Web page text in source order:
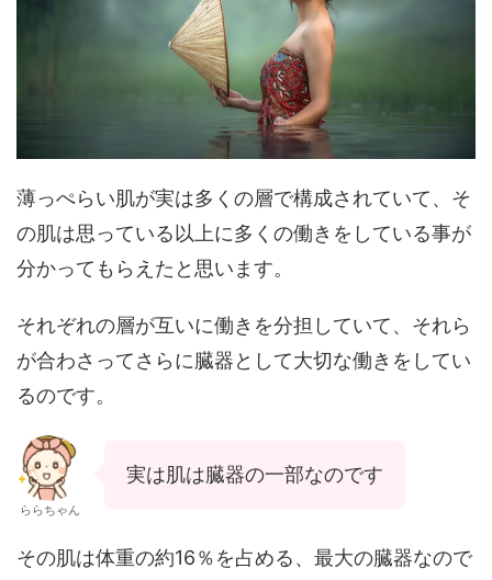
薄っぺらい肌が実は多くの層で構成されていて、そ
の肌は思っている以上に多くの働きをしている事が
分かってもらえたと思います。
それぞれの層が互いに働きを分担していて、それら
が合わさってさらに臓器として大切な働きをしてい
るのです。
ららちゃん
実は肌は臓器の一部なのです
その肌は体重の約16％を占める、最大の臓器なので